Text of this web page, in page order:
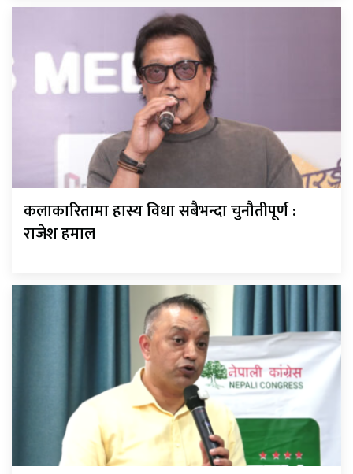
कलाकारितामा हास्य विधा सबैभन्दा चुनौतीपूर्ण :
राजेश हमाल